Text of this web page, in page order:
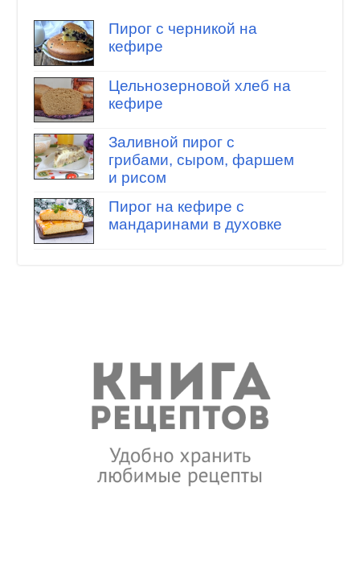
Пирог с черникой на
кефире
Цельнозерновой хлеб на
кефире
Заливной пирог с
грибами, сыром, фаршем
и рисом
Пирог на кефире с
мандаринами в духовке